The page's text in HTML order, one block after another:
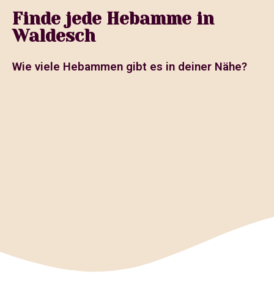
Finde jede Hebamme in
Waldesch
Wie viele Hebammen gibt es in deiner Nähe?